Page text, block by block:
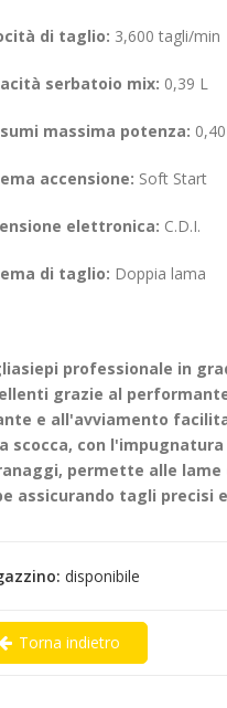
di taglio: 3,600 tagli/min
serbatoio mix: 0,39 L
massima potenza:
accensione: Soft Start
elettronica: C.D.I.
di taglio: Doppia lama
professionale in
grazie al
e all'avviamento
scocca, con
permette alle
assicurando tagli precisi
disponibile
Torna indietro